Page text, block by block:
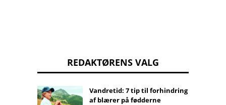
REDAKTØRENS VALG
Vandretid: 7 tip til forhindring
af blærer på fødderne